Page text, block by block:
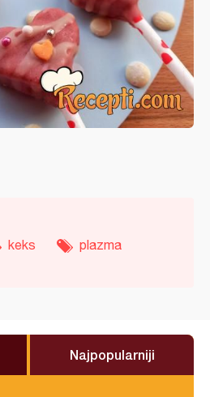
keks
plazma
Najpopularniji